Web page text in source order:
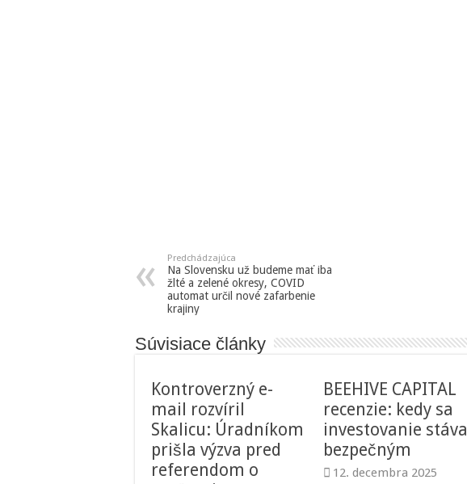
Predchádzajúca
Na Slovensku už budeme mať iba
žlté a zelené okresy, COVID
automat určil nové zafarbenie
krajiny
Súvisiace články
Kontroverzný e-
mail rozvíril
Skalicu: Úradníkom
prišla výzva pred
referendom o
BEEHIVE CAPITAL
recenzie: kedy sa
investovanie stáva
bezpečným
12. decembra 2025